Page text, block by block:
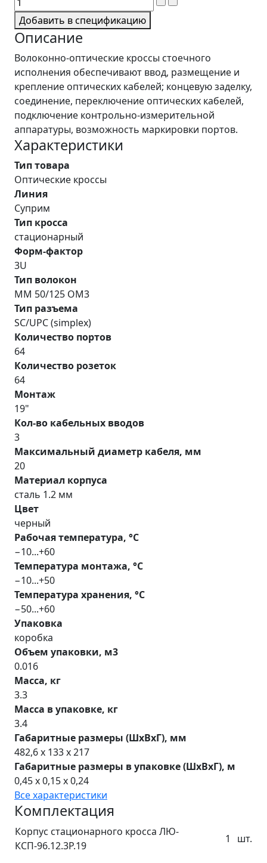
Добавить в спецификацию
Описание
Волоконно-оптические кроссы стоечного
исполнения обеспечивают ввод, размещение и
крепление оптических кабелей; концевую заделку,
соединение, переключение оптических кабелей,
подключение контрольно-измерительной
аппаратуры, возможность маркировки портов.
Характеристики
Тип товара
Оптические кроссы
Линия
Суприм
Тип кросса
стационарный
Форм-фактор
3U
Тип волокон
MM 50/125 OM3
Тип разъема
SC/UPC (simplex)
Количество портов
64
Количество розеток
64
Монтаж
19"
Кол-во кабельных вводов
3
Максимальный диаметр кабеля, мм
20
Материал корпуса
сталь 1.2 мм
Цвет
черный
Рабочая температура, °С
−10...+60
Температура монтажа, °С
−10...+50
Температура хранения, °С
−50...+60
Упаковка
коробка
Объем упаковки, м3
0.016
Масса, кг
3.3
Масса в упаковке, кг
3.4
Габаритные размеры (ШхВхГ), мм
482,6 x 133 x 217
Габаритные размеры в упаковке (ШхВхГ), м
0,45 x 0,15 x 0,24
Все характеристики
Комплектация
Корпус стационарного кросса ЛЮ-
КСП-96.12.3Р.19
1 шт.